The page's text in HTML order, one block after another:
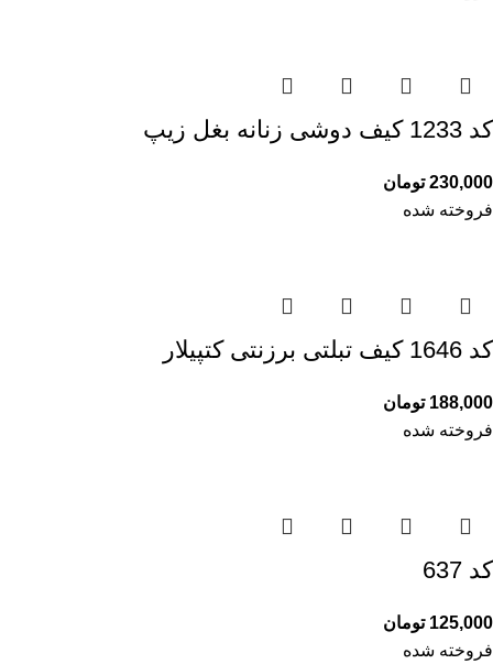
کد 1233 کیف دوشی زنانه بغل زیپ
230,000 تومان
فروخته شده
کد 1646 کیف تبلتی برزنتی کتپیلار
188,000 تومان
فروخته شده
کد 637
125,000 تومان
فروخته شده